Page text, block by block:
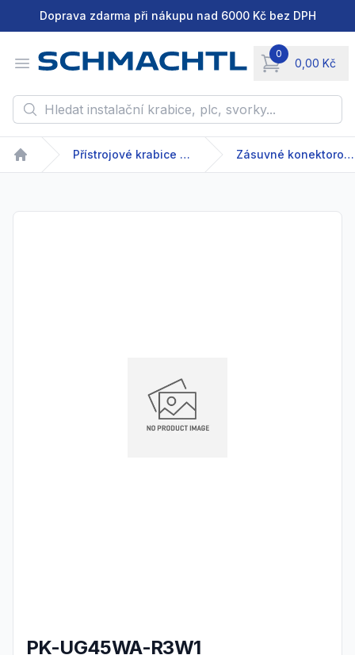
Doprava zdarma při nákupu nad 6000 Kč bez DPH
Open menu
0
0,00 Kč
items in cart,
Hledat instalační krabice, plc, svorky...
Home
Přístrojové krabice a přístroje Zásuvné konektorové systémy
PK-UG45WA-R3W1